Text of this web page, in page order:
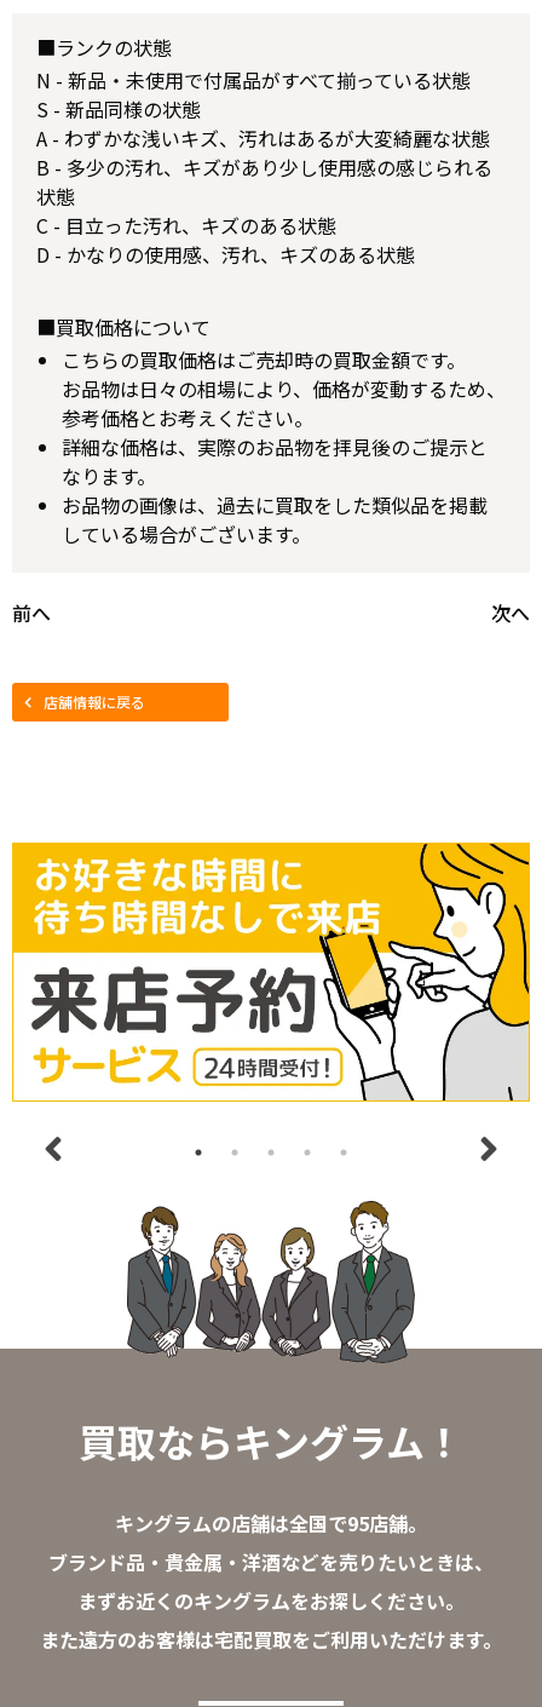
■ランクの状態
N - 新品・未使用で付属品がすべて揃っている状態
S - 新品同様の状態
A - わずかな浅いキズ、汚れはあるが大変綺麗な状態
B - 多少の汚れ、キズがあり少し使用感の感じられる
状態
C - 目立った汚れ、キズのある状態
D - かなりの使用感、汚れ、キズのある状態
■買取価格について
こちらの買取価格はご売却時の買取金額です。
お品物は日々の相場により、価格が変動するため、
参考価格とお考えください。
詳細な価格は、実際のお品物を拝見後のご提示と
なります。
お品物の画像は、過去に買取をした類似品を掲載
している場合がございます。
前へ 次へ
店舗情報に戻る
買取ならキングラム！
キングラムの店舗は全国で95店舗。
ブランド品・貴金属・洋酒などを売りたいときは、
まずお近くのキングラムをお探しください。
また遠方のお客様は宅配買取をご利用いただけます。